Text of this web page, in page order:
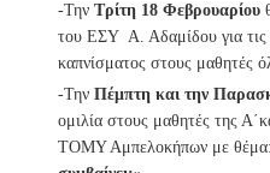
-Την Τρίτη 18 Φεβρουαρίου
του ΕΣΥ Α. Αδαμίδου για τις
καπνίσματος στους μαθητές
-Την Πέμπτη και την
ομιλία στους μαθητές της
ΤΟΜΥ Αμπελοκήπων με θέμα: